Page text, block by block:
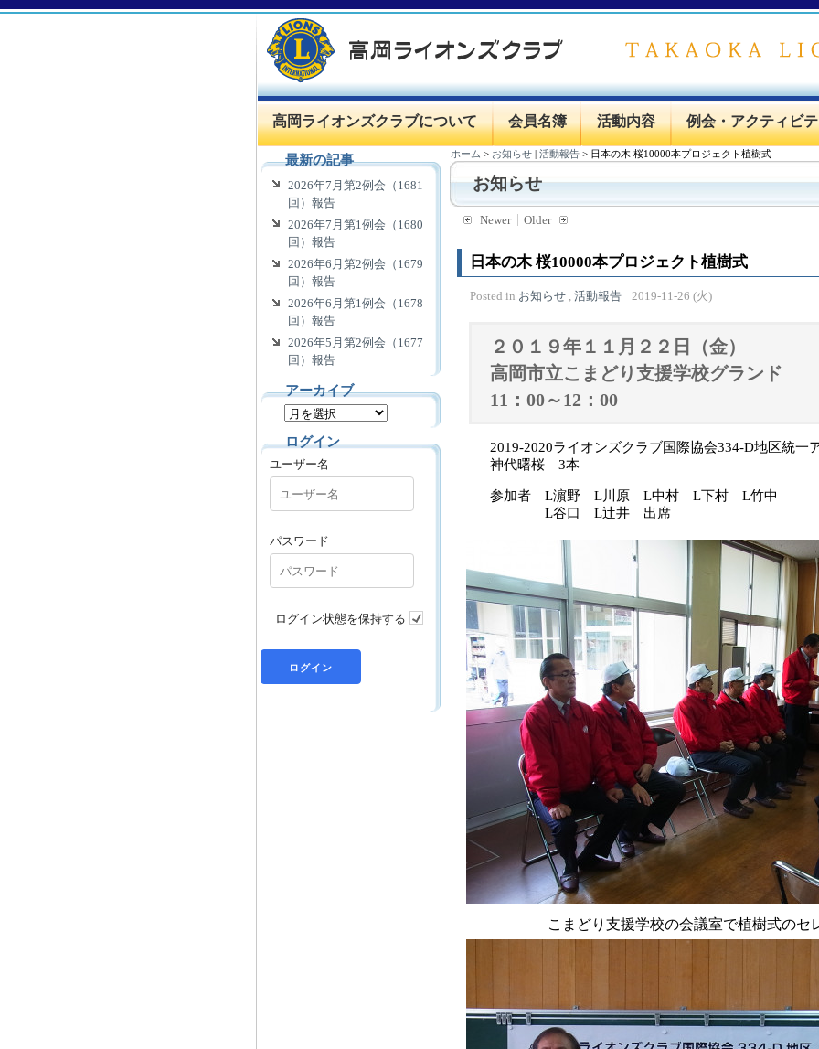
高岡ライオンズクラブについて 会員名簿 活動内容 例会・アクティビ
ホーム > お知らせ |活動報告 > 日本の木 桜10000本プロジェクト植樹式
お知らせ
Newer Older
日本の木 桜10000本プロジェクト植樹式
Posted in お知らせ ,活動報告 2019-11-26 (火)
２０１９年１１ 月２２日（金）
高岡市立こまどり支援学校グランド
11：00～12：00
2019-2020ライオンズクラブ国際協会334-D地区統一
神代曙桜 3本
参加者 L濵野 L川原 L中村 L下村 L竹中
L谷口 L辻井 出席
こまどり支援学校の会議室で植樹式のセ
最新の記事
2026年7月第2例会（1681
回）報告
2026年7月第1例会（1680
回）報告
2026年6月第2例会（1679
回）報告
2026年6月第1例会（1678
回）報告
2026年5月第2例会（1677
回）報告
アーカイブ
ログイン
ユーザー名
パスワード
ログイン状態を保持する